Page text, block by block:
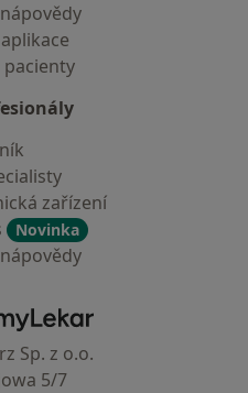
zařízení
Novinka
ZnamyLekar - Hlavní stránka
Sp. z o.o.
5/7